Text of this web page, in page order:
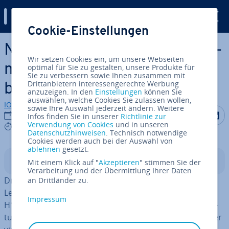
Zum Haupt­in­halt springen
NVIDIA H100: Leis­tungs­merk­
ma­le, Vorteile und Ein­satz­ge­
bie­te
IONOS Redaktion
10.06.2026
6 mins
Auf Auf
In­halts­ver­zeich­nis
Die NVIDIA H100 ist eine GPU, die speziell für KI, Deep
Learning und HPC-An­wen­dun­gen ent­wi­ckelt wurde. Die
H100-GPU basiert auf der in­no­va­ti­ven Hopper-Ar­chi­tek­
tur und arbeitet mit leis­tungs­star­ken Tensor-Kernen der
Cookie-Einstellungen
Wir setzen Cookies ein, um unsere Webseiten
optimal für Sie zu gestalten, unsere Produkte für
Sie zu verbessern sowie Ihnen zusammen mit
Drittanbietern interessengerechte Werbung
anzuzeigen. In den Einstellungen können Sie
auswählen, welche Cookies Sie zulassen wollen,
sowie Ihre Auswahl jederzeit ändern. Weitere
Infos finden Sie in unserer Richtlinie zur
Verwendung von Cookies und in unseren
Datenschutzhinweisen. Technisch notwendige
Cookies werden auch bei der Auswahl von
ablehnen gesetzt.
Mit einem Klick auf "Akzeptieren" stimmen Sie der
Verarbeitung und der Übermittlung Ihrer Daten
an Drittländer zu.
Impressum